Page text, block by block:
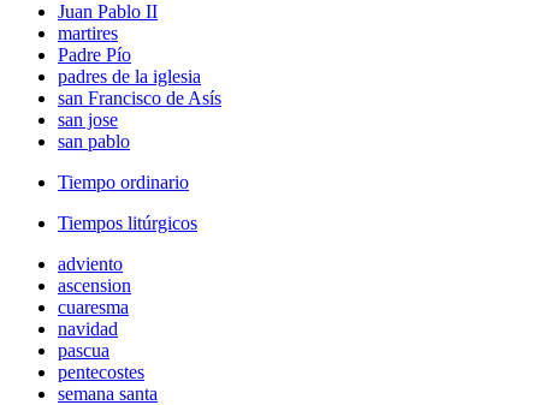
Juan Pablo II
martires
Padre Pío
padres de la iglesia
san Francisco de Asís
san jose
san pablo
Tiempo ordinario
Tiempos litúrgicos
adviento
ascension
cuaresma
navidad
pascua
pentecostes
semana santa